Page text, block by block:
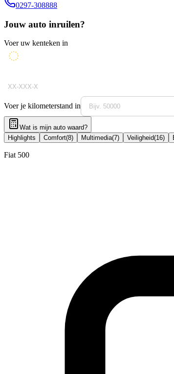
0297-308888
Jouw auto inruilen?
Voer uw kenteken in
Voer je kilometerstand in
Wat is mijn auto waard?
Highlights
Comfort(8) Multimedia(7) Veiligheid(16)
Fiat 500